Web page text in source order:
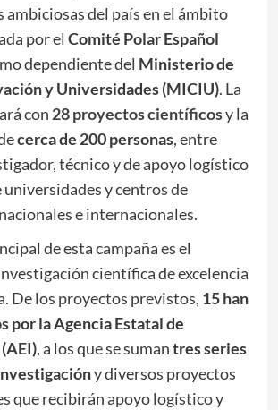
ambiciosas del país en el ámbito
por el Comité Polar Español
dependiente del Ministerio de
y Universidades (MICIU). La
con 28 proyectos científicosy la
cerca de 200 personas, entre
técnico y de apoyo logístico
y centros de
e internacionales.
de esta campaña es el
científica de excelencia
De los proyectos previstos, 15 han
por la Agencia Estatal de
, a los que se sumantres series
y diversos proyectos
que recibirán apoyo logístico y